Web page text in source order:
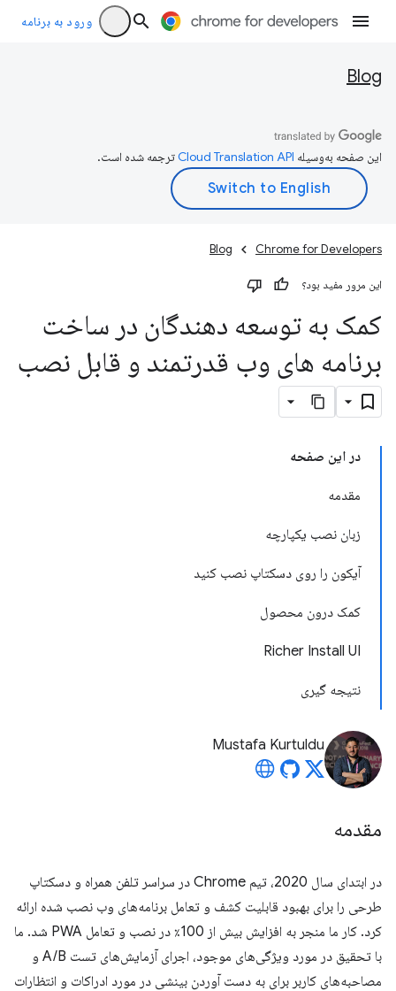
ورود به برنامه
Blog
این صفحه به‌وسیله ترجمه شده است.
Chrome for Developers
Blog
این مرور مفید بود؟
کمک به توسعه دهندگان در ساخت
برنامه های وب قدرتمند و قابل نصب
در این صفحه
مقدمه
زبان نصب یکپارچه
آیکون را روی دسکتاپ نصب کنید
کمک درون محصول
Richer Install UI
نتیجه گیری
Mustafa Kurtuldu
مقدمه
در ابتدای سال 2020، تیم Chrome در سراسر تلفن همراه و دسکتاپ
طرحی را برای بهبود قابلیت کشف و تعامل برنامه‌های وب نصب شده ارائه
کرد. کار ما منجر به افزایش بیش از 100٪ در نصب و تعامل PWA شد. ما
با تحقیق در مورد ویژگی‌های موجود، اجرای آزمایش‌های تست A/B و
مصاحبه‌های کاربر برای به دست آوردن بینشی در مورد ادراکات و انتظارات